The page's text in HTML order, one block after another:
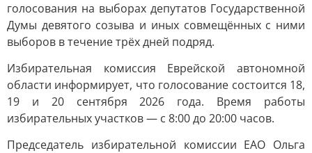
голосования на выборах депутатов Государственной
Думы девятого созыва и иных совмещённых с ними
выборов в течение трёх дней подряд.
Избирательная комиссия Еврейской автономной
области информирует, что голосование состоится 18,
19 и 20 сентября 2026 года. Время работы
избирательных участков — с 8:00 до 20:00 часов.
Председатель избирательной комиссии ЕАО Ольга